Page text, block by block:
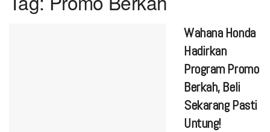
Wahana Honda
Hadirkan
Program Promo
Berkah, Beli
Sekarang Pasti
Untung!